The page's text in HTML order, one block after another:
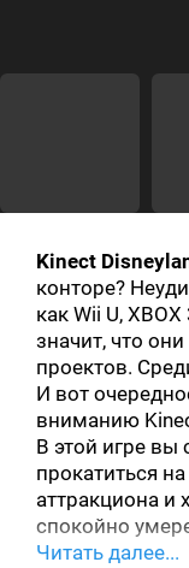
Kinect
конторе?
как Wii U,
значит, что
проектов.
И вот
вниманию
В этой игре
прокатиться
аттракциона и
спокойно